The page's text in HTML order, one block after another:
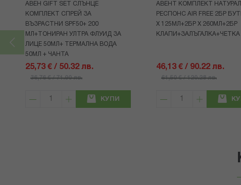
АВЕН GIFT SET СЛЪНЦЕ
КОМПЛЕКТ СПРЕЙ ЗА
ВЪЗРАСТНИ SPF50+ 200
МЛ+ТОНИРАН УЛТРА ФЛУИД ЗА
ЛИЦЕ 50МЛ+ ТЕРМАЛНА ВОДА
50МЛ + ЧАНТА
25,73 € / 50.32 лв.
36,76 € / 71.90 лв.
КУПИ
АВЕНТ КОМПЛЕКТ НАТУРАЛ
РЕСПОНС AIR FREE 2БР
Х 125МЛ+2БР Х 260МЛ+2БР
КЛАПИ+ЗАЛЪГАЛКА+ЧЕТКА
46,13 € / 90.22 лв.
61,50 € / 120.28 лв.